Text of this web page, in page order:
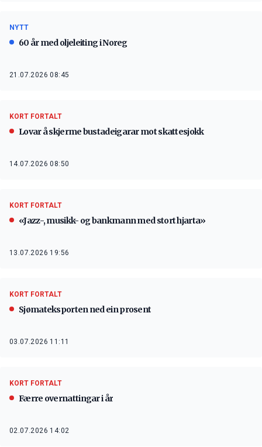
NYTT
60 år med oljeleiting i Noreg
21.07.2026 08:45
KORT FORTALT
Lovar å skjerme bustadeigarar mot skattesjokk
14.07.2026 08:50
KORT FORTALT
«Jazz-, musikk- og bankmann med stort hjarta»
13.07.2026 19:56
KORT FORTALT
Sjømateksporten ned ein prosent
03.07.2026 11:11
KORT FORTALT
Færre overnattingar i år
02.07.2026 14:02